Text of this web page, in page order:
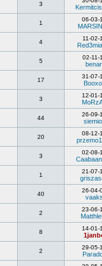
3
1
06-03-
4
11-02-
5
02-11-
17
31-07-
3
12-01-
44
26-09-
20
08-12-
3
02-08-
1
21-07-
40
26-04-
vaaks
2
23-06-
8
14-01-
2
29-05-